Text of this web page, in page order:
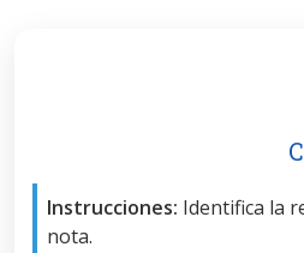
Instrucciones: Identifica la
nota.